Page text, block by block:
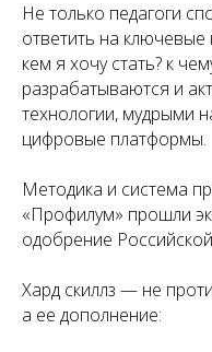
Не только педагоги
ответить на
кем я хочу стать? к
разрабатываются и
технологии, мудрыми
цифровые платформы.
Методика и система
«Профилум» прошли
одобрение
Хард скиллз — не
а ее дополнение: